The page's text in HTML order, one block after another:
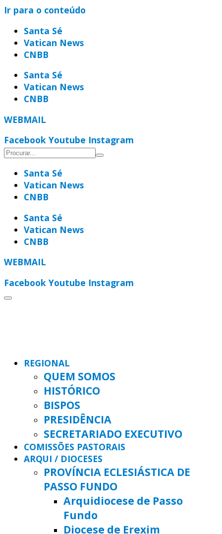
Ir para o conteúdo
Santa Sé
Vatican News
CNBB
Santa Sé
Vatican News
CNBB
WEBMAIL
Facebook Youtube Instagram
Santa Sé
Vatican News
CNBB
Santa Sé
Vatican News
CNBB
WEBMAIL
Facebook Youtube Instagram
REGIONAL
QUEM SOMOS
HISTÓRICO
BISPOS
PRESIDÊNCIA
SECRETARIADO EXECUTIVO
COMISSÕES PASTORAIS
ARQUI / DIOCESES
PROVÍNCIA ECLESIÁSTICA DE
PASSO FUNDO
Arquidiocese de Passo
Fundo
Diocese de Erexim